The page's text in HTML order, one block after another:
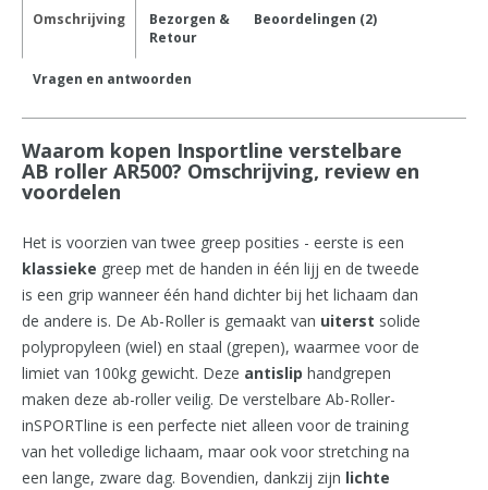
Omschrijving
Bezorgen &
Retour
Beoordelingen (2)
Vragen en antwoorden
Waarom kopen Insportline verstelbare
AB roller AR500? Omschrijving, review en
voordelen
Het is voorzien van twee greep posities - eerste is een
klassieke greep met de handen in één lijj en de tweede
is een grip wanneer één hand dichter bij het lichaam dan
de andere is. De Ab-Roller is gemaakt van uiterst solide
polypropyleen (wiel) en staal (grepen), waarmee voor de
limiet van 100kg gewicht. Deze antislip handgrepen
maken deze ab-roller veilig. De verstelbare Ab-Roller-
inSPORTline is een perfecte niet alleen voor de training
van het volledige lichaam, maar ook voor stretching na
een lange, zware dag. Bovendien, dankzij zijn lichte